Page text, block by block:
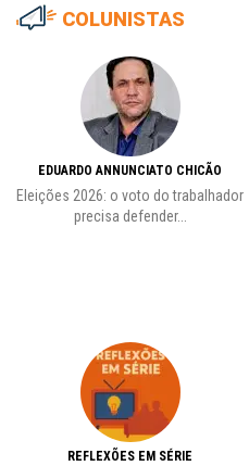
COLUNISTAS
EDUARDO ANNUNCIATO CHICÃO
Eleições 2026: o voto do trabalhador
precisa defender...
REFLEXÕES EM SÉRIE